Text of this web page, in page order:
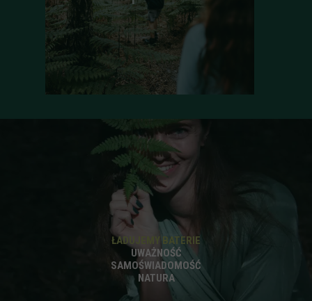
ŁADUJEMY BATERIE
UWAŻNOŚĆ
SAMOŚWIADOMOŚĆ
NATURA